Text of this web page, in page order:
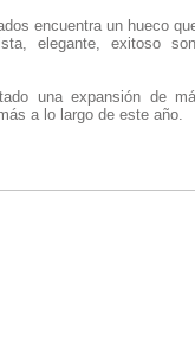
encuentra un hueco
elegante, exitoso
una expansión de
a lo largo de este año.